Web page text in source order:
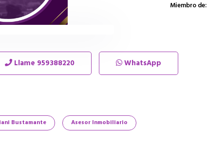
Miembro de:
Llame 959388220 WhatsApp
Bustamante Asesor Inmobiliario